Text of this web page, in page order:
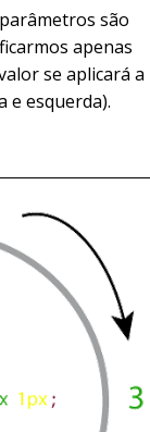
são
apenas
se aplicará a
e esquerda).